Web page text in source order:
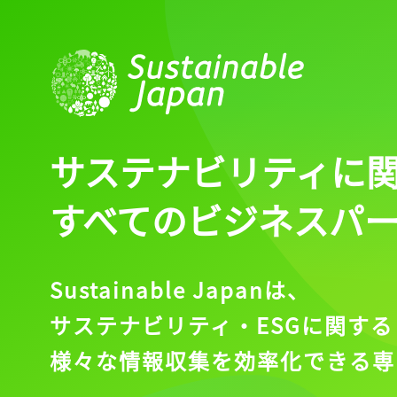
サステナビリティに
すべてのビジネスパ
Sustainable Japanは、
サステナビリティ・ESGに関する
様々な情報収集を効率化できる